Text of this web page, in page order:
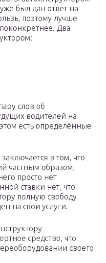
был дан ответ на
поэтому лучше
Два
слов об
водителей на
есть определённые
в том, что
частным образом,
просто нет
ставки нет, что
полную свободу
на свои услуги.
средство, что
своего